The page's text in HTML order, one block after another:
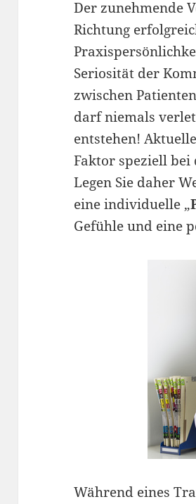
Der zunehmende
Richtung
Seriosität der
zwischen
darf niemals
entstehen!
Faktor speziell
Legen Sie daher
eine individuelle „
Gefühle und eine
Während eines